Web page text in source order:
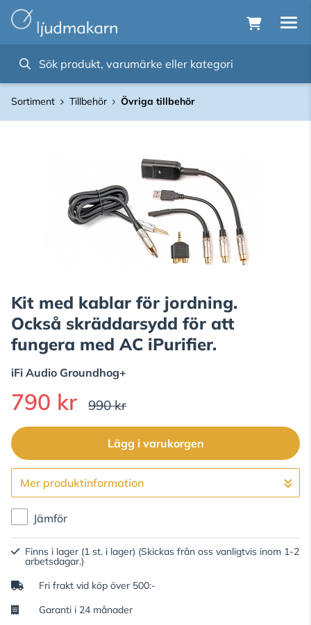
Sortiment Tillbehör Övriga tillbehör
Kit med kablar för jordning.
Också skräddarsydd för att
fungera med AC iPurifier.
iFi Audio Groundhog+
790 kr 990 kr
Lägg i varukorgen
Gå till kassan
Mer produktinformation
Jämför
Finns i lager (1 st. i lager) (Skickas från oss vanligtvis inom 1-2
arbetsdagar.)
Fri frakt vid köp över 500:-
Garanti i 24 månader